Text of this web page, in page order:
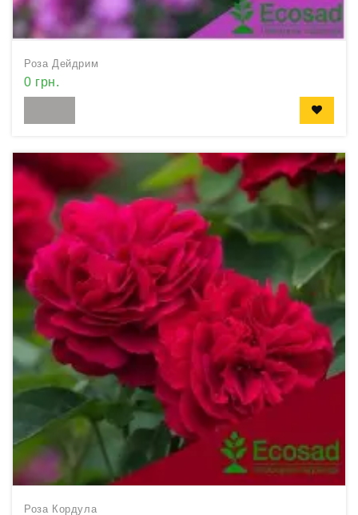
Роза Дейдрим
0 грн.
Роза Кордула